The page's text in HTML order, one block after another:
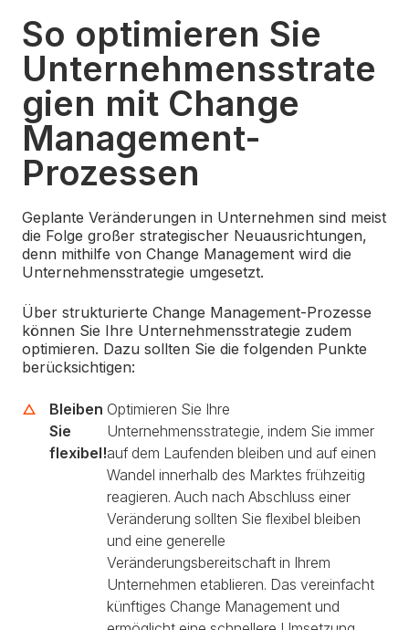
So optimieren Sie
Unternehmensstrate
gien mit Change
Management-
Prozessen
Geplante Veränderungen in Unternehmen sind meist
die Folge großer strategischer Neuausrichtungen,
denn mithilfe von Change Management wird die
Unternehmensstrategie umgesetzt.
Über strukturierte Change Management-Prozesse
können Sie Ihre Unternehmensstrategie zudem
optimieren. Dazu sollten Sie die folgenden Punkte
berücksichtigen:
Bleiben
Sie
flexibel!
Optimieren Sie Ihre
Unternehmensstrategie, indem Sie immer
auf dem Laufenden bleiben und auf einen
Wandel innerhalb des Marktes frühzeitig
reagieren. Auch nach Abschluss einer
Veränderung sollten Sie flexibel bleiben
und eine generelle
Veränderungsbereitschaft in Ihrem
Unternehmen etablieren. Das vereinfacht
künftiges Change Management und